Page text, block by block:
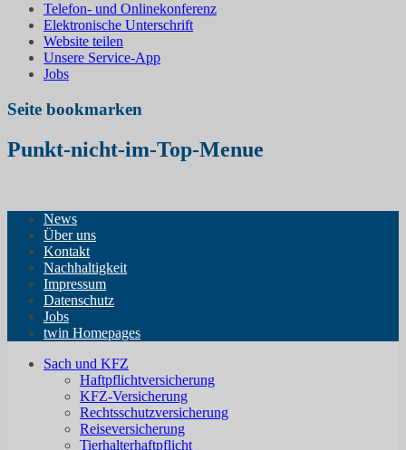
Telefon- und Onlinekonferenz
Elektronische Unterschrift
Website teilen
Unsere Service-App
Jobs
Seite bookmarken
Punkt-nicht-im-Top-Menue
News
Über uns
Kontakt
Nachhaltigkeit
Impressum
Datenschutz
Jobs
twin Homepages
Sach und KFZ
Haftpflichtversicherung
KFZ-Versicherung
Rechtsschutzversicherung
Reiseversicherung
Tierhalterhaftpflicht